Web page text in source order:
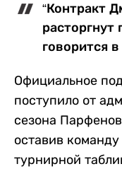
“Контракт
расторгнут
говорится
Официальное
поступило от
сезона
оставив
турнирной